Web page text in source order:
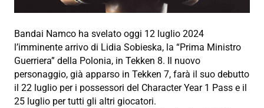
Bandai Namco ha svelato oggi 12 luglio 2024
l’imminente arrivo di Lidia Sobieska, la “Prima Ministro
Guerriera” della Polonia, in Tekken 8. Il nuovo
personaggio, già apparso in Tekken 7, farà il suo debutto
il 22 luglio per i possessori del Character Year 1 Pass e il
25 luglio per tutti gli altri giocatori.